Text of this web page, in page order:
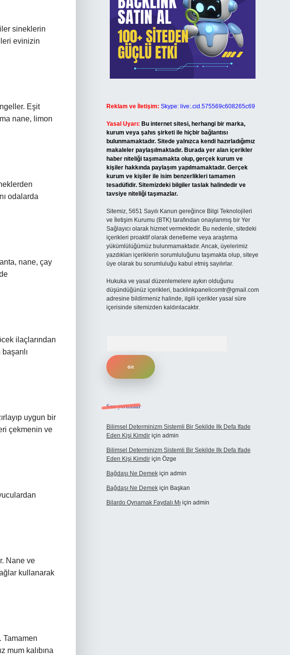
sineklerin
evinizin
Eşit
nane, limon
odalarda
nane, çay
ilaçlarından
uygun bir
çekmenin ve
Nane ve
kullanarak
Tamamen
mum kalıbına
Reklam ve İletişim: Skype: live:.cid.575569c608265c69
Yasal Uyarı: Bu internet sitesi, herhangi bir marka,
kurum veya şahıs şirketi ile hiçbir bağlantısı
bulunmamaktadır. Sitede yalnızca kendi hazırladığımız
makaleler paylaşılmaktadır. Burada yer alan içerikler
haber niteliği taşımamakta olup, gerçek kurum ve
kişiler hakkında paylaşım yapılmamaktadır. Gerçek
kurum ve kişiler ile isim benzerlikleri tamamen
tesadüfidir. Sitemizdeki bilgiler taslak halindedir ve
tavsiye niteliği taşımazlar.
Sitemiz, 5651 Sayılı Kanun gereğince Bilgi Teknolojileri
ve İletişim Kurumu (BTK) tarafından onaylanmış bir Yer
Sağlayıcı olarak hizmet vermektedir. Bu nedenle, sitedeki
içerikleri proaktif olarak denetleme veya araştırma
yükümlülüğümüz bulunmamaktadır. Ancak, üyelerimiz
yazdıkları içeriklerin sorumluluğunu taşımakta olup, siteye
üye olarak bu sorumluluğu kabul etmiş sayılırlar.
Hukuka ve yasal düzenlemelere aykırı olduğunu
düşündüğünüz içerikleri, backlinkpanelicomtr@gmail.com
adresine bildirmeniz halinde, ilgili içerikler yasal süre
içerisinde sitemizden kaldırılacaktır.
Son yorumlar
Bilimsel Determinizm Sistemli Bir Şekilde Ilk Defa Ifade
Eden Kişi Kimdiriçin admin
Bilimsel Determinizm Sistemli Bir Şekilde Ilk Defa Ifade
Eden Kişi Kimdiriçin Özge
Bağdaşı Ne Demekiçin admin
Bağdaşı Ne Demekiçin Başkan
Bilardo Oynamak Faydalı Mıiçin admin